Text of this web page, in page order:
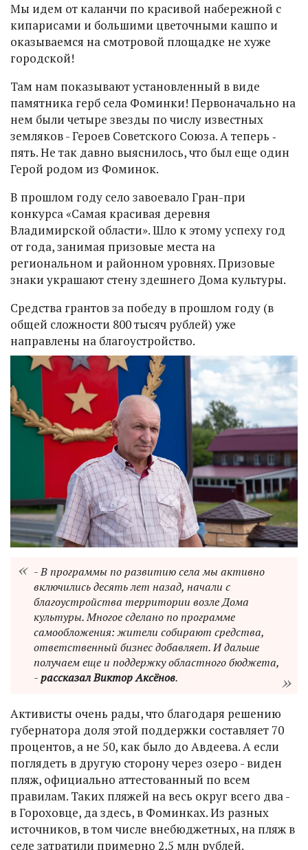
Мы идем от каланчи по красивой набережной с
кипарисами и большими цветочными кашпо и
оказываемся на смотровой площадке не хуже
городской!
Там нам показывают установленный в виде
памятника герб села Фоминки! Первоначально на
нем были четыре звезды по числу известных
земляков - Героев Советского Союза. А теперь ‑
пять. Не так давно выяснилось, что был еще один
Герой родом из Фоминок.
В прошлом году село завоевало Гран-при
конкурса «Самая красивая деревня
Владимирской области». Шло к этому успеху год
от года, занимая призовые места на
региональном и районном уровнях. Призовые
знаки украшают стену здешнего Дома культуры.
Средства грантов за победу в прошлом году (в
общей сложности 800 тысяч рублей) уже
направлены на благоустройство.
- В программы по развитию села мы активно
включились десять лет назад, начали с
благоустройства территории возле Дома
культуры. Многое сделано по программе
самообложения: жители собирают средства,
ответственный бизнес добавляет. И дальше
получаем еще и поддержку областного бюджета,
-рассказал Виктор Аксёнов.
Активисты очень рады, что благодаря решению
губернатора доля этой поддержки составляет 70
процентов, а не 50, как было до Авдеева. А если
поглядеть в другую сторону через озеро - виден
пляж, официально аттестованный по всем
правилам. Таких пляжей на весь округ всего два -
в Гороховце, да здесь, в Фоминках. Из разных
источников, в том числе внебюджетных, на пляж в
селе затратили примерно 2,5 млн рублей.